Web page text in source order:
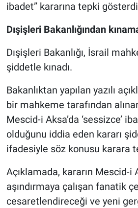
ibadet” kararına tepki
Dışişleri Bakanlığından
Dışişleri Bakanlığı, İsrail
şiddetle kınadı.
Bakanlıktan yapılan yazılı
bir mahkeme tarafından
Mescid-i Aksa’da ‘sessizce’
olduğunu iddia eden kararı
ifadesiyle söz konusu karara
Açıklamada, kararın Mescid-i
aşındırmaya çalışan fanatik
cesaretlendireceği ve yeni